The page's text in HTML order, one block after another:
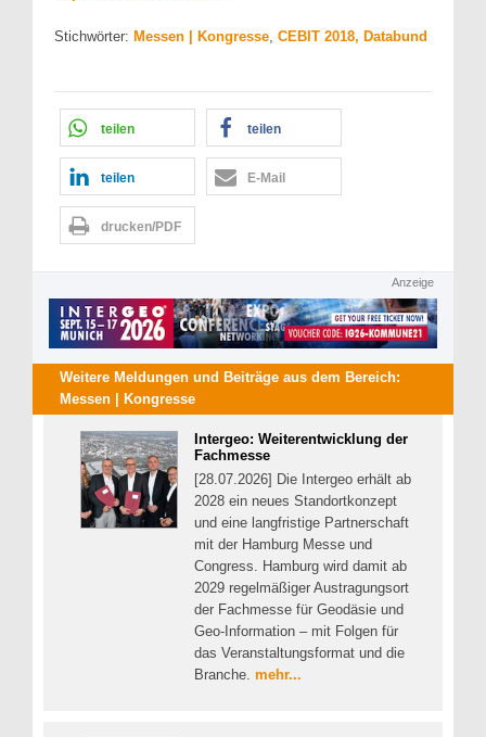
Stichwörter: Messen | Kongresse, CEBIT 2018, Databund
teilen teilen
teilen E-Mail
drucken/PDF
Anzeige
Weitere Meldungen und Beiträge aus dem Bereich:
Messen | Kongresse
Intergeo: Weiterentwicklung der
Fachmesse
[28.07.2026] Die Intergeo erhält ab
2028 ein neues Standortkonzept
und eine langfristige Partnerschaft
mit der Hamburg Messe und
Congress. Hamburg wird damit ab
2029 regelmäßiger Austragungsort
der Fachmesse für Geodäsie und
Geo-Information – mit Folgen für
das Veranstaltungsformat und die
Branche. mehr...